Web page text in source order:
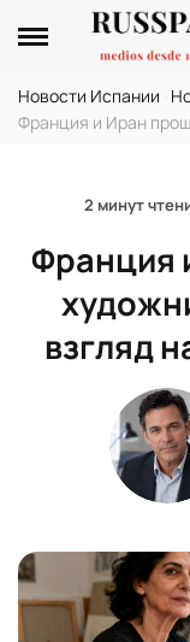
Новости Испании
Франция и Иран
2 минут
Франция
взгляд